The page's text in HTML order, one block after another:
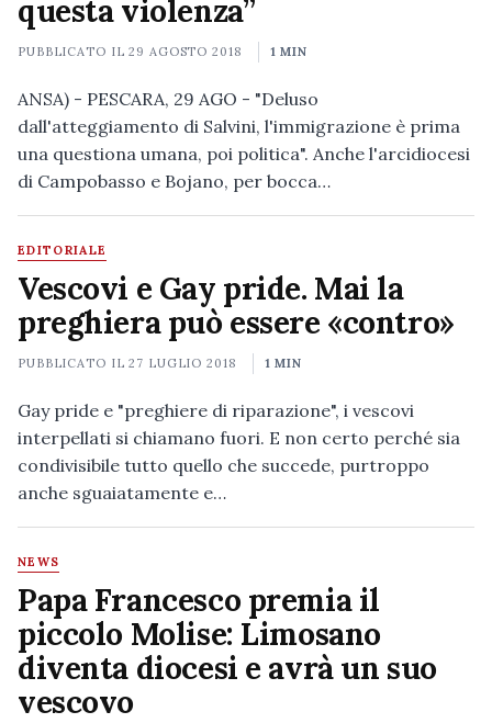
questa violenza”
PUBBLICATO IL29 AGOSTO 2018 1 MIN
ANSA) - PESCARA, 29 AGO - "Deluso
dall'atteggiamento di Salvini, l'immigrazione è prima
una questiona umana, poi politica". Anche l'arcidiocesi
di Campobasso e Bojano, per bocca…
EDITORIALE
Vescovi e Gay pride. Mai la
preghiera può essere «contro»
PUBBLICATO IL27 LUGLIO 2018 1 MIN
Gay pride e "preghiere di riparazione", i vescovi
interpellati si chiamano fuori. E non certo perché sia
condivisibile tutto quello che succede, purtroppo
anche sguaiatamente e…
NEWS
Papa Francesco premia il
piccolo Molise: Limosano
diventa diocesi e avrà un suo
vescovo